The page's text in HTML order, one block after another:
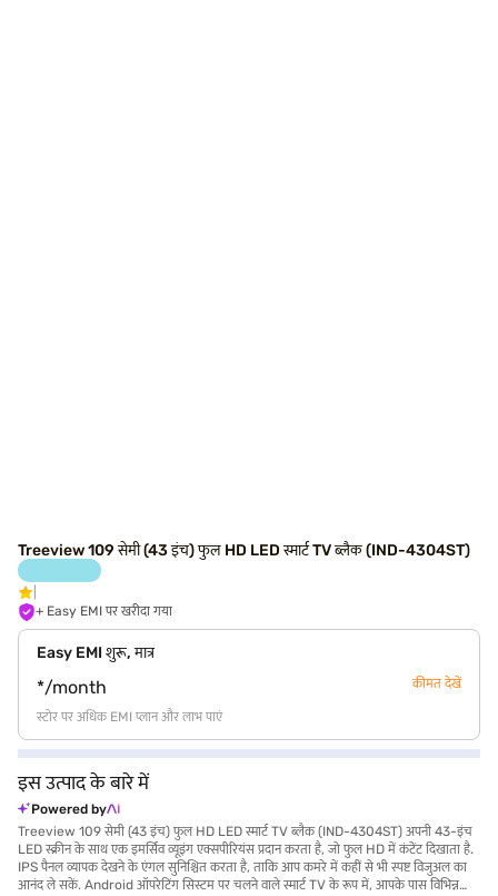
Treeview 109 सेमी (43 इंच) फुल HD LED स्मार्ट TV ब्लैक (IND-4304ST)
+ Easy EMI पर खरीदा गया
Easy EMI शुरू, मात्र
*/month कीमत देखें
स्टोर पर अधिक EMI प्लान और लाभ पाएं
इस उत्पाद के बारे में
Powered by
Treeview 109 सेमी (43 इंच) फुल HD LED स्मार्ट TV ब्लैक (IND-4304ST) अपनी 43-इंच
LED स्क्रीन के साथ एक इमर्सिव व्यूइंग एक्सपीरियंस प्रदान करता है, जो फुल HD में कंटेंट दिखाता है.
IPS पैनल व्यापक देखने के एंगल सुनिश्चित करता है, ताकि आप कमरे में कहीं से भी स्पष्ट विजुअल का
आनंद ले सकें. Android ऑपरेटिंग सिस्टम पर चलने वाले स्मार्ट TV के रूप में, आपके पास विभिन्न